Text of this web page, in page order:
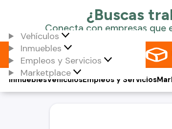
Vehículos
Inmuebles
Empleos y Servicios
Marketplace
Vehículos
Inmuebles Empleos y Servicios